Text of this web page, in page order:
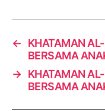
←
KHATAMAN
BERSAMA
→ KHATAMAN
BERSAMA